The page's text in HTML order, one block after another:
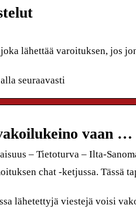
lähettää varoituksen, jos
seuraavasti
vaan …
– Tietoturva – Ilta-
chat -ketjussa. Tässä
lähetettyjä viestejä voisi